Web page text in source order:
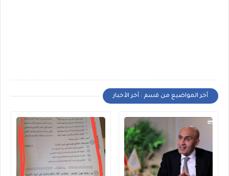
أخر المواضيع من قسم : أخر الأخبار